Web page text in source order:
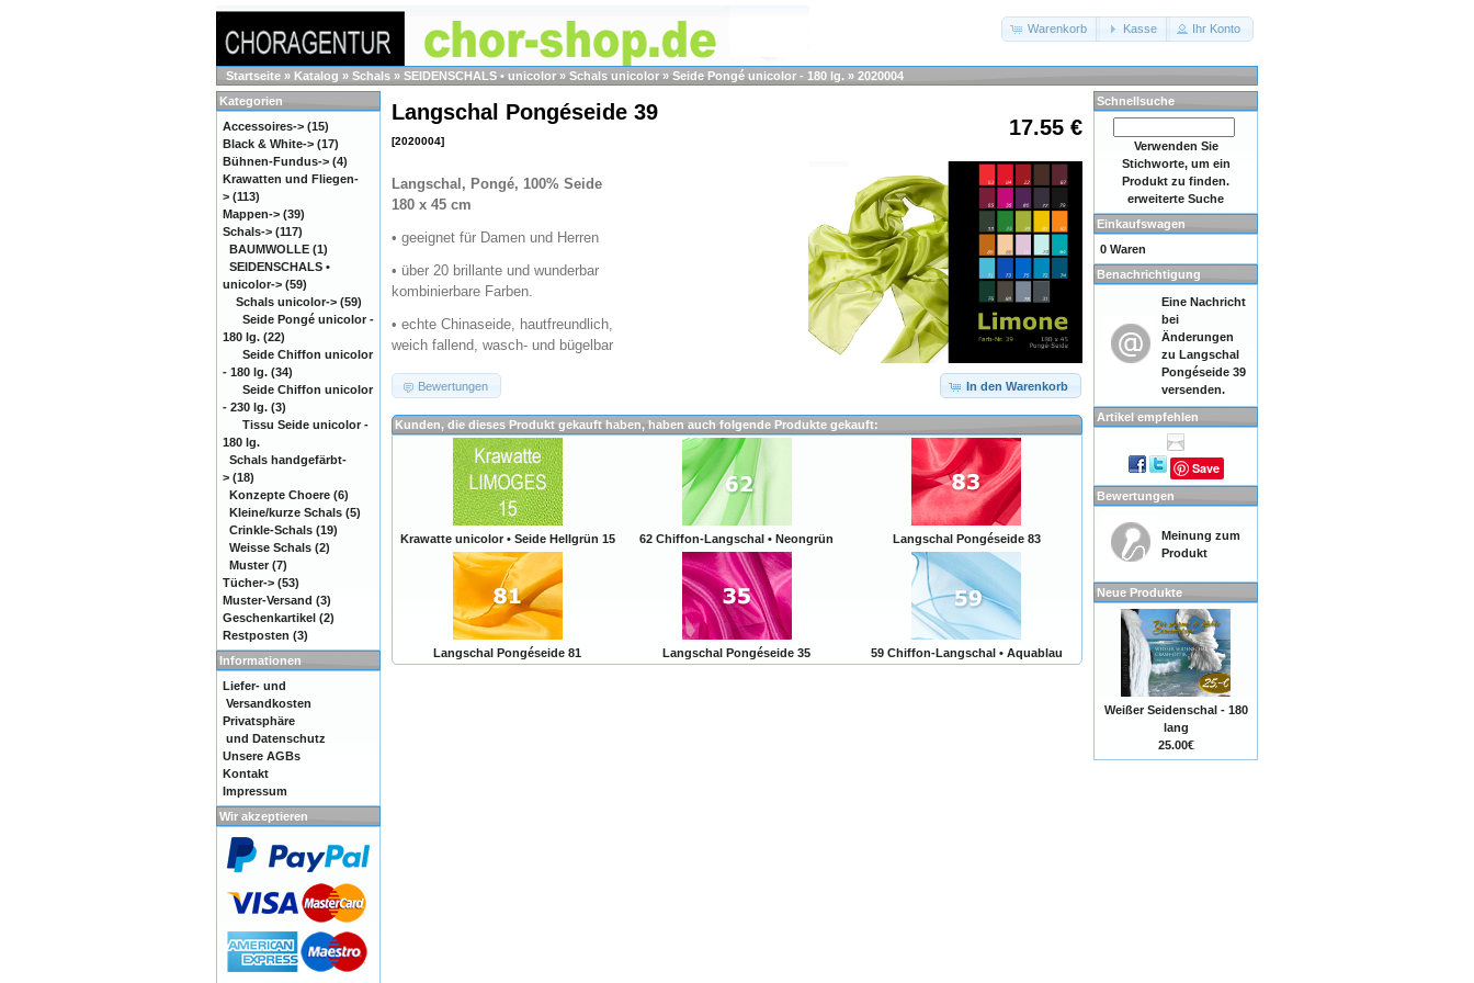
Warenkorb Kasse Ihr Konto
Startseite » Katalog » Schals » SEIDENSCHALS • unicolor » Schals unicolor » Seide Pongé unicolor - 180 lg. » 2020004
17.55 €
Langschal Pongéseide 39
[2020004]
Langschal, Pongé, 100% Seide
180 x 45 cm
• geeignet für Damen und Herren
• über 20 brillante und wunderbar
kombinierbare Farben.
• echte Chinaseide, hautfreundlich,
weich fallend, wasch- und bügelbar
In den Warenkorb
Bewertungen
Kunden, die dieses Produkt gekauft haben, haben auch folgende Produkte gekauft:
Krawatte unicolor • Seide Hellgrün 15 62 Chiffon-Langschal • Neongrün Langschal Pongéseide 83
Langschal Pongéseide 81 Langschal Pongéseide 35 59 Chiffon-Langschal • Aquablau
Kategorien
Accessoires-> (15)
Black & White-> (17)
Bühnen-Fundus-> (4)
Krawatten und Fliegen-
> (113)
Mappen-> (39)
Schals-> (117)
BAUMWOLLE (1)
SEIDENSCHALS •
unicolor-> (59)
Schals unicolor-> (59)
Seide Pongé unicolor -
180 lg. (22)
Seide Chiffon unicolor
- 180 lg. (34)
Seide Chiffon unicolor
- 230 lg. (3)
Tissu Seide unicolor -
180 lg.
Schals handgefärbt-
> (18)
Konzepte Choere (6)
Kleine/kurze Schals (5)
Crinkle-Schals (19)
Weisse Schals (2)
Muster (7)
Tücher-> (53)
Muster-Versand (3)
Geschenkartikel (2)
Restposten (3)
Informationen
Liefer- und
Versandkosten
Privatsphäre
und Datenschutz
Unsere AGBs
Kontakt
Impressum
Wir akzeptieren
Schnellsuche
Verwenden Sie
Stichworte, um ein
Produkt zu finden.
erweiterte Suche
Einkaufswagen
0 Waren
Benachrichtigung
Eine Nachricht
bei
Änderungen
zu Langschal
Pongéseide 39
versenden.
Artikel empfehlen
Save
Bewertungen
Meinung zum
Produkt
Neue Produkte
Weißer Seidenschal - 180
lang
25.00€